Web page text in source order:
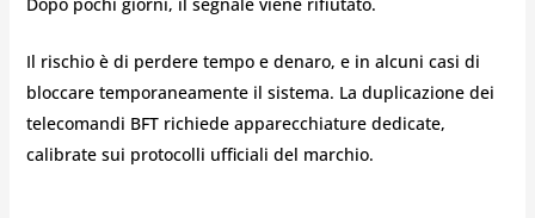
Il rischio è di perdere tempo e denaro, e in alcuni casi di
bloccare temporaneamente il sistema. La duplicazione dei
telecomandi BFT richiede apparecchiature dedicate,
calibrate sui protocolli ufficiali del marchio.